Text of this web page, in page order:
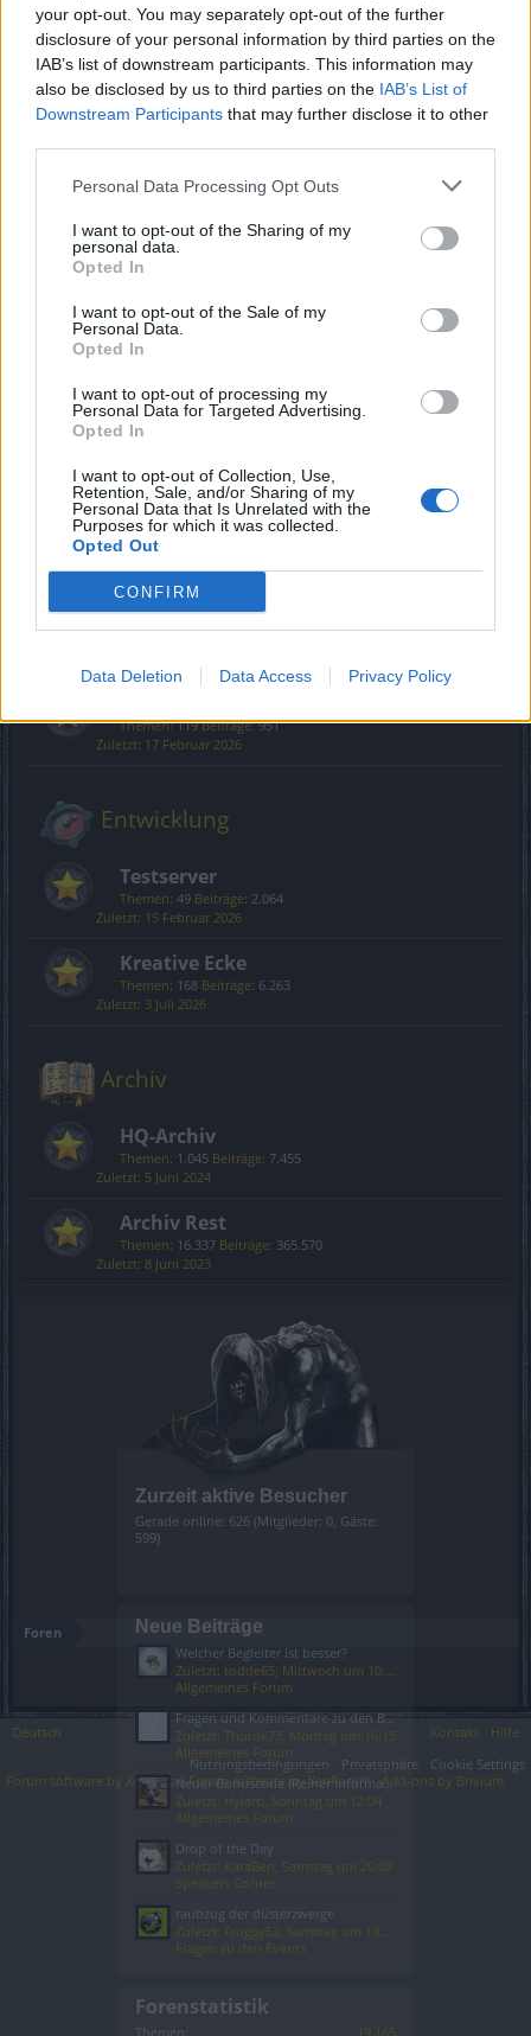
your opt-out. You may separately opt-out of the further
disclosure of your personal information by third parties on the
IAB’s list of downstream participants. This information may
also be disclosed by us to third parties on the IAB’s List of
Downstream Participants that may further disclose it to other
Personal Data Processing Opt Outs
I want to opt-out of the Sharing of my
personal data.
Opted In
I want to opt-out of the Sale of my
Personal Data.
Opted In
I want to opt-out of processing my
Personal Data for Targeted Advertising.
Opted In
I want to opt-out of Collection, Use,
Retention, Sale, and/or Sharing of my
Personal Data that Is Unrelated with the
Purposes for which it was collected.
Opted Out
CONFIRM
Data Deletion Data Access Privacy Policy
Mitspieler gesucht: PvE
Themen: 17 Beiträge: 105
28 April 2025
Mitspieler gesucht: PvP
Gilden
13 Juli 2026
Das Team stellt sich vor
4 Juni 2026
Speakers Corner
Samstag um 20:08
Gameplay
Klassenforen
Themen:
10 April 2026
PvP – Spieler gegen Spieler
Themen: 119 Beiträge: 951
17 Februar 2026
Entwicklung
Testserver
Themen: 49 Beiträge: 2.064
15 Februar 2026
Kreative Ecke
Themen: 168 Beiträge: 6.263
3 Juli 2026
Archiv
HQ-Archiv
Themen: 1.045 Beiträge: 7.455
5 Juni 2024
Archiv Rest
Themen: 16.337 Beiträge: 365.570
8 Juni 2023
Zurzeit aktive Besucher
Gerade online: 626 (Mitglieder: 0, Gäste:
599)
Neue Beiträge
Welcher Begleiter ist besser?
Zuletzt: todde65, Mittwoch um 10:05
Allgemeines Forum
Fragen und Kommentare zu den Bonuscodes
Zuletzt: Thurok73, Montag um 16:15
Allgemeines Forum
Neuer Bonuscode (Reiner Informationsthread)
Zuletzt: Hylarb, Sonntag um 12:04
Allgemeines Forum
Drop of the Day
Zuletzt: KaraBen, Samstag um 20:08
Speakers Corner
raubzug der düsterzwerge
Zuletzt: Froggy52, Samstag um 19:13
Fragen zu den Events
Forenstatistik
Themen: 19.165
Foren
Deutsch Kontakt
Hilfe
Nutzungsbedingungen
Privatsphäre
Cookie Settings
Forum software by XenForo® Forum software by XenForo™ Add-ons by Brivium